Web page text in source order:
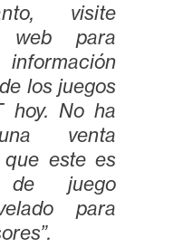
visite
web para
los juegos
hoy. No ha
venta
este es
juego
para